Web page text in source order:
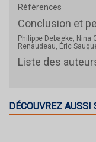
Références
Conclusion et
Philippe Debaeke, Nina
Renaudeau, Éric
Liste des
DÉCOUVREZ AUSSI